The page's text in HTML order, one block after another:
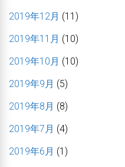
2019年12月 (11)
2019年11月 (10)
2019年10月 (10)
2019年9月 (5)
2019年8月 (8)
2019年7月 (4)
2019年6月 (1)